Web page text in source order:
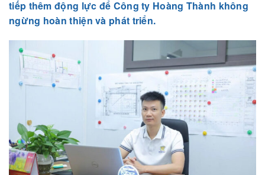
tiếp thêm động lực để Công ty Hoàng Thành không
ngừng hoàn thiện và phát triển.